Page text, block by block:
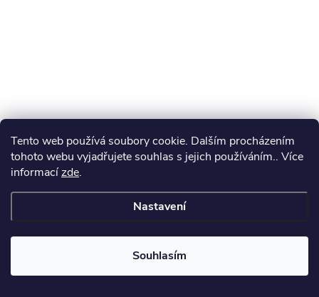
Tento web používá soubory cookie. Dalším procházením
tohoto webu vyjadřujete souhlas s jejich používáním.. Více
informacízde.
Nastavení
Souhlasím